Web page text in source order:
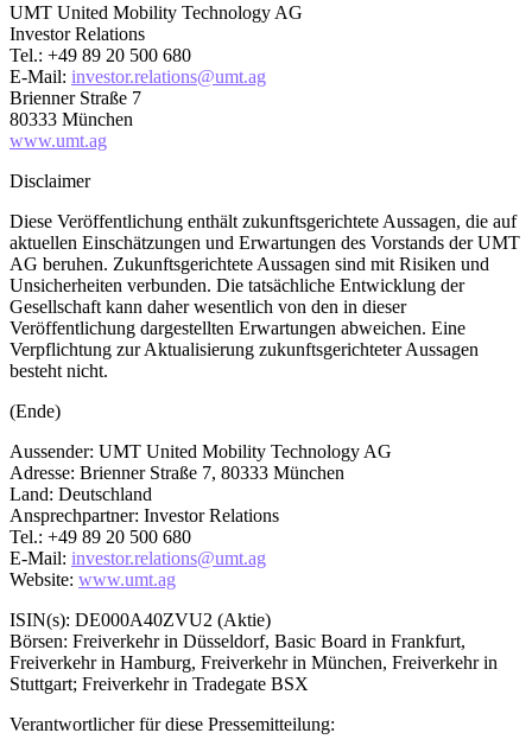
UMT United Mobility Technology AG
Investor Relations
Tel.: +49 89 20 500 680
E-Mail: investor.relations@umt.ag
Brienner Straße 7
80333 München
www.umt.ag
Disclaimer
Diese Veröffentlichung enthält zukunftsgerichtete Aussagen, die auf
aktuellen Einschätzungen und Erwartungen des Vorstands der UMT
AG beruhen. Zukunftsgerichtete Aussagen sind mit Risiken und
Unsicherheiten verbunden. Die tatsächliche Entwicklung der
Gesellschaft kann daher wesentlich von den in dieser
Veröffentlichung dargestellten Erwartungen abweichen. Eine
Verpflichtung zur Aktualisierung zukunftsgerichteter Aussagen
besteht nicht.
(Ende)
Aussender: UMT United Mobility Technology AG
Adresse: Brienner Straße 7, 80333 München
Land: Deutschland
Ansprechpartner: Investor Relations
Tel.: +49 89 20 500 680
E-Mail: investor.relations@umt.ag
Website: www.umt.ag
ISIN(s): DE000A40ZVU2 (Aktie)
Börsen: Freiverkehr in Düsseldorf, Basic Board in Frankfurt,
Freiverkehr in Hamburg, Freiverkehr in München, Freiverkehr in
Stuttgart; Freiverkehr in Tradegate BSX
Verantwortlicher für diese Pressemitteilung: